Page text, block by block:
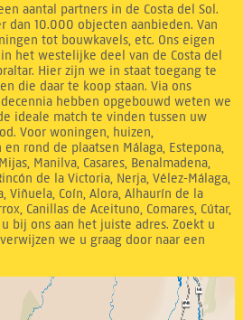
aantal partners in de Costa del Sol.
dan 10.000 objecten aanbieden. Van
tot bouwkavels, etc. Ons eigen
het westelijke deel van de Costa del
Hier zijn we in staat toegang te
die daar te koop staan. Via ons
hebben opgebouwd weten we
ideale match te vinden tussen uw
Voor woningen, huizen,
rond de plaatsen Málaga, Estepona,
Manilva, Casares, Benalmadena,
de la Victoria, Nerja, Vélez-Málaga,
Viñuela, Coín, Alora, Alhaurín de la
Canillas de Aceituno, Comares, Cútar,
bij ons aan het juiste adres. Zoekt u
we u graag door naar een